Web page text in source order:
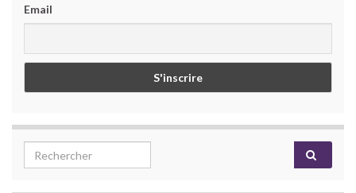
Email
Search for: